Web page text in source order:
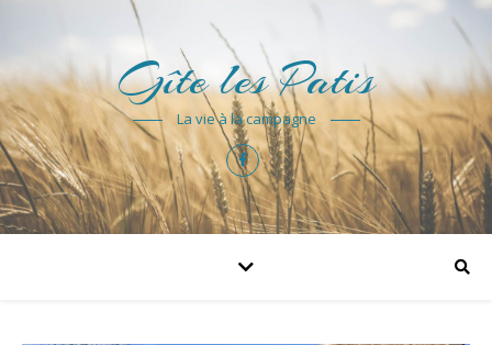
Gîte les Patis
La vie à la campagne